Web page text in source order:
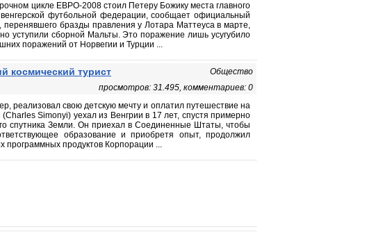
цикле ЕВРО-2008 стоил Петеру Божику места главного
футбольной федерации, сообщает официальный
бразды правления у Лотара Маттеуса в марте,
уступили сборной Мальты. Это поражение лишь усугубило
поражений от Норвегии и Турции ...
космический турист
Общество
просмотров: 31.495, комментариев: 0
реализовал свою детскую мечту и оплатил путешествие на
Simonyi) уехал из Венгрии в 17 лет, спустя примерно
спутника Земли. Он приехал в Соединенные Штаты, чтобы
образование и приобретя опыт, продолжил
продуктов Корпорации ...